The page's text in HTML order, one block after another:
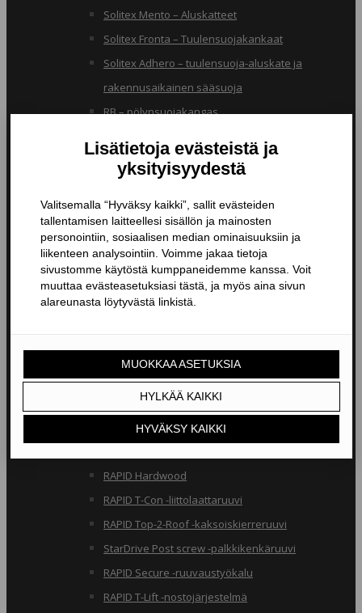
Solitex Mento – Aluskatteet
Solitex Fronta – Tuulensuojakankaat
Solitex Adhero – tuulensuoja-aluskate ja
rakennusaikainen sääsuoja
RB – pölynsuojakangas
Butyylinauhat ja -teipit
Läpiviennit
Tiivistyspinnoitteet ja -massat
Tiivistysteipit
Pohjustusaineet ja tarvikkeet
Nanopinnoitteet
Klimas osakierreruuvit
RAPID osakierreruuvit
StarDrive GPR osakierreruuvit
Klimas täyskierreruuvit
RAPID Hardwood
RAPID T-Con -liittolaattaruuvi
RAPID Top-2-Roof -kaksoiskierreruuvi
StarDrive Post screw -palkkikenkäruuvi
RAPID Secure -ruuvaustyökalu
RAPID T-Lift -nostojärjestelmä